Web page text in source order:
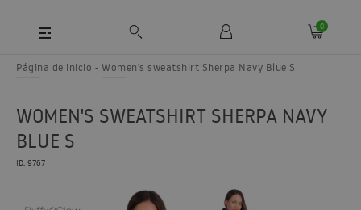
0
Página de inicio Women's sweatshirt Sherpa Navy Blue S
WOMEN'S SWEATSHIRT SHERPA NAVY
BLUE S
ID: 9767